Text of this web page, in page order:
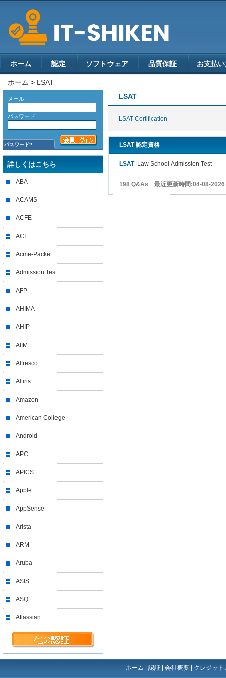
ホーム 認定 ソフトウェア 品質保証 お支払
ホーム > LSAT
メール
パスワード
パスワード?
詳しくはこちら
ABA
ACAMS
ACFE
ACI
Acme-Packet
Admission Test
AFP
AHIMA
AHIP
AIIM
Alfresco
Altiris
Amazon
American College
Android
APC
APICS
Apple
AppSense
Arista
ARM
Aruba
ASIS
ASQ
Atlassian
LSAT
LSAT Certification
LSAT 認定資格
LSATLaw School Admission Test
198 Q&As 最近更新時間:04-08-2026
ホーム 認証 会社概要 クレジッ